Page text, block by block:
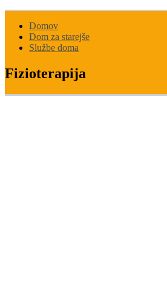
Domov
Dom za starejše
Službe doma
Fizioterapija